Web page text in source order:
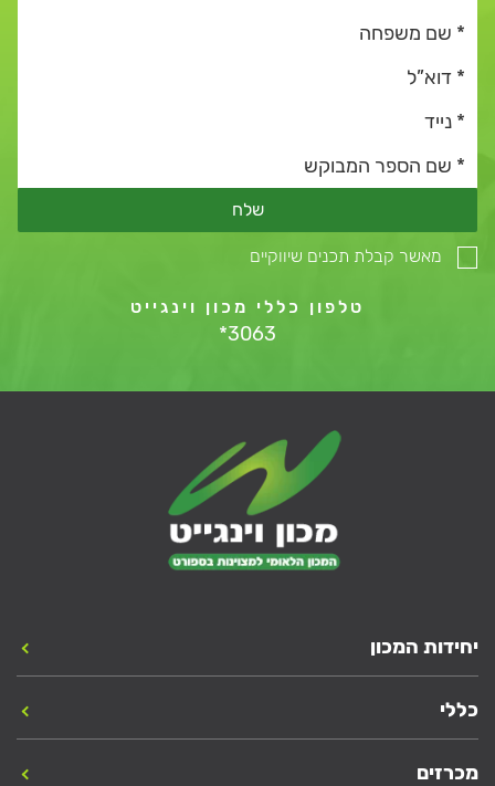
שלח
מאשר קבלת תכנים שיווקיים
טלפון כללי מכון וינגייט
*3063
יחידות המכון
כללי
מכרזים